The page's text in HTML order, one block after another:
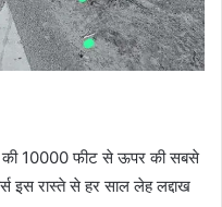
की 10000 फीट से ऊपर की सबसे
इस रास्ते से हर साल लेह लद्दाख